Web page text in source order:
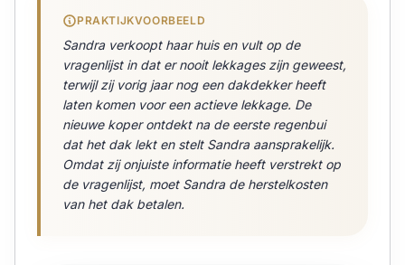
PRAKTIJKVOORBEELD
Sandra verkoopt haar huis en vult op de
vragenlijst in dat er nooit lekkages zijn geweest,
terwijl zij vorig jaar nog een dakdekker heeft
laten komen voor een actieve lekkage. De
nieuwe koper ontdekt na de eerste regenbui
dat het dak lekt en stelt Sandra aansprakelijk.
Omdat zij onjuiste informatie heeft verstrekt op
de vragenlijst, moet Sandra de herstelkosten
van het dak betalen.